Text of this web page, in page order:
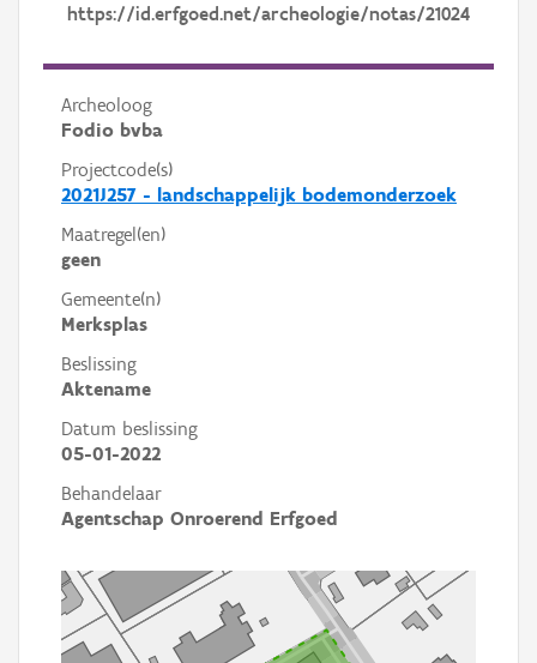
https://id.erfgoed.net/archeologie/notas/21024
Archeoloog
Fodio bvba
Projectcode(s)
2021J257 - landschappelijk bodemonderzoek
Maatregel(en)
geen
Gemeente(n)
Merksplas
Beslissing
Aktename
Datum beslissing
05-01-2022
Behandelaar
Agentschap Onroerend Erfgoed